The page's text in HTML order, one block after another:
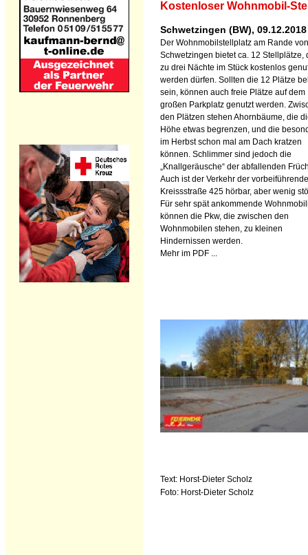
Kostenloser Wohnmobil-
Schwetzingen (BW), 09.12.2018
Der Wohnmobilstellplatz am Rande von
Schwetzingen bietet ca. 12 Stellplätze,
zu drei Nächte im Stück kostenlos
werden dürfen. Sollten die 12 Plätze
sein, können auch freie Plätze auf dem
großen Parkplatz genutzt werden.
den Plätzen stehen Ahornbäume, die
Höhe etwas begrenzen, und die
im Herbst schon mal am Dach kratzen
können. Schlimmer sind jedoch die
„Knallgeräusche“ der abfallenden
Auch ist der Verkehr der
Kreissstraße 425 hörbar, aber wenig
Für sehr spät ankommende
können die Pkw, die zwischen den
Wohnmobilen stehen, zu kleinen
Hindernissen werden.
Mehr im PDF ...
Text: Horst-Dieter Scholz
Foto: Horst-Dieter Scholz